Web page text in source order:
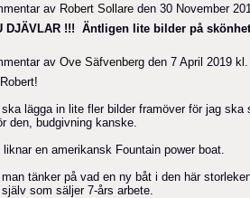
av Robert Sollare den 30 November
DJÄVLAR !!! Äntligen lite bilder på
av Ove Säfvenberg den 7 April 2019
lägga in lite fler bilder framöver för jag
den, budgivning kanske.
liknar en amerikansk Fountain power boat.
tänker på vad en ny båt i den här
som säljer 7-års arbete.